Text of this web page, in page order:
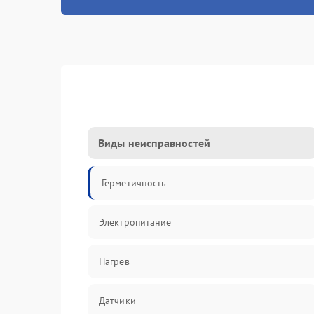
Виды неисправностей
Герметичность
Электропитание
Нагрев
Датчики